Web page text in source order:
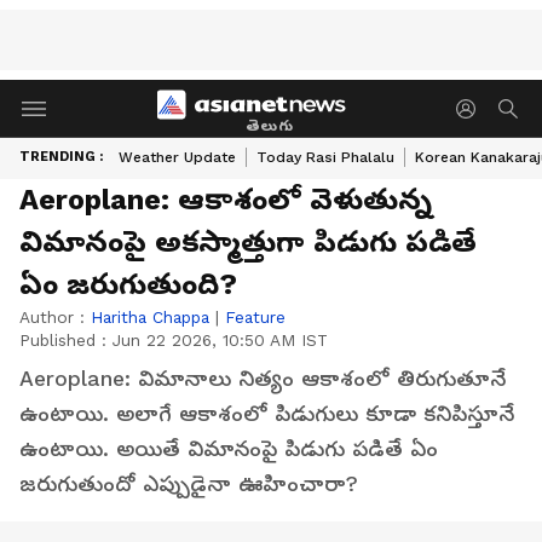
తెలుగు
TRENDING : Weather Update Today Rasi Phalalu Korean
Aeroplane: ఆకాశంలో వెళుతున్న
విమానంపై అకస్మాత్తుగా పిడుగు పడితే
ఏం జరుగుతుంది?
Author : Haritha Chappa | Feature
Published : Jun 22 2026, 10:50 AM IST
Aeroplane: విమానాలు నిత్యం ఆకాశంలో తిరుగుతూనే
ఉంటాయి. అలాగే ఆకాశంలో పిడుగులు కూడా కనిపిస్తూనే
ఉంటాయి. అయితే విమానంపై పిడుగు పడితే ఏం
జరుగుతుందో ఎప్పుడైనా ఊహించారా?